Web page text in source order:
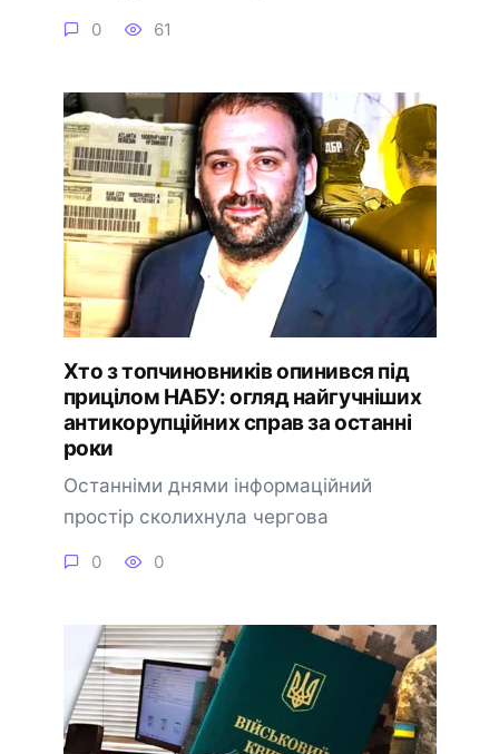
0 61
Хто з топчиновників опинився під
прицілом НАБУ: огляд найгучніших
антикорупційних справ за останні
роки
Останніми днями інформаційний
простір сколихнула чергова
0 0